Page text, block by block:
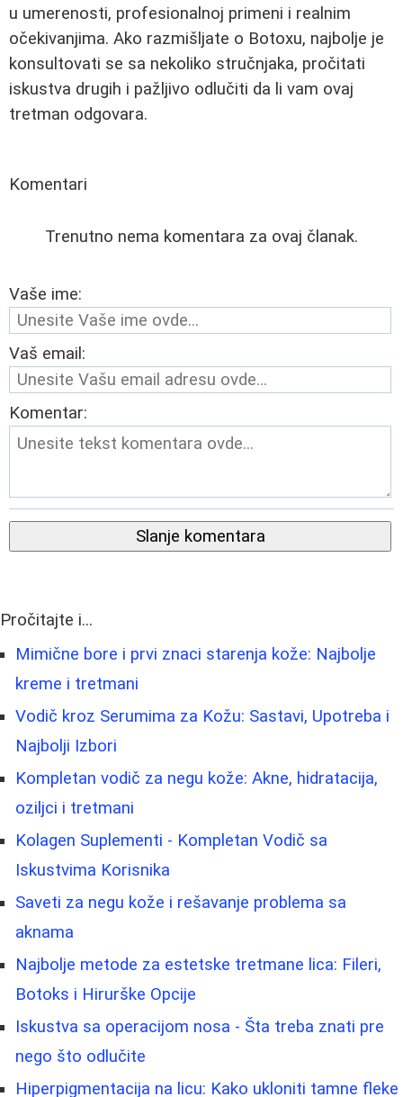
u umerenosti, profesionalnoj primeni i realnim
očekivanjima. Ako razmišljate o Botoxu, najbolje je
konsultovati se sa nekoliko stručnjaka, pročitati
iskustva drugih i pažljivo odlučiti da li vam ovaj
tretman odgovara.
Komentari
Trenutno nema komentara za ovaj članak.
Vaše ime:
Vaš email:
Komentar:
Slanje komentara
Pročitajte i...
Mimične bore i prvi znaci starenja kože: Najbolje
kreme i tretmani
Vodič kroz Serumima za Kožu: Sastavi, Upotreba i
Najbolji Izbori
Kompletan vodič za negu kože: Akne, hidratacija,
oziljci i tretmani
Kolagen Suplementi - Kompletan Vodič sa
Iskustvima Korisnika
Saveti za negu kože i rešavanje problema sa
aknama
Najbolje metode za estetske tretmane lica: Fileri,
Botoks i Hirurške Opcije
Iskustva sa operacijom nosa - Šta treba znati pre
nego što odlučite
Hiperpigmentacija na licu: Kako ukloniti tamne fleke